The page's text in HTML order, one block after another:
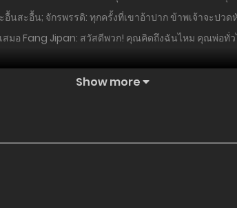
สะอื้น; จักรพรรดิ: ทุกครั้งที่เขาอ้าปาก ข้าพเจ้าจะปวด
อ Fang Jipan: สวัสดีพวก! คุณคิดถึงฉันไหม คุณพ่อทั่ว
Show more